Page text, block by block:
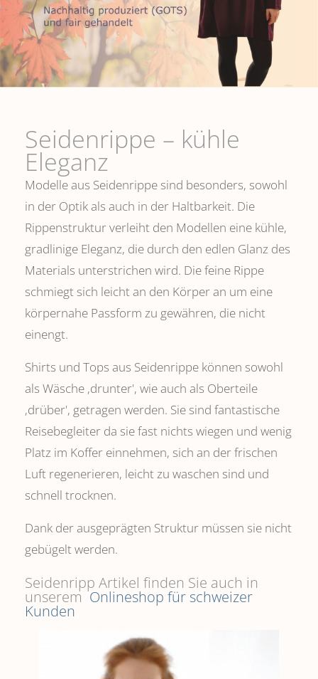
Seidenrippe­ – kühle
Eleganz
Modelle aus Seidenrippe sind besonders, sowohl
in der Optik als auch in der Haltbarkeit. Die
Rippenstruktur verleiht den Modellen eine kühle,
gradlinige Eleganz, die durch den edlen Glanz des
Materials unterstrichen wird. Die feine Rippe
schmiegt sich leicht an den Körper an um eine
körpernahe Passform zu gewähren, die nicht
einengt.
Shirts und Tops aus Seidenrippe können sowohl
als Wäsche ,drunter', wie auch als Oberteile
‚drüber', getragen werden. Sie sind fantastische
Reisebegleiter da sie fast nichts wiegen und wenig
Platz im Koffer einnehmen, sich an der frischen
Luft regenerieren, leicht zu waschen sind und
schnell trocknen.
Dank der ausgeprägten Struktur müssen sie nicht
gebügelt werden.
Seidenripp Artikel finden Sie auch in
unserem Onlineshop für schweizer
Kunden